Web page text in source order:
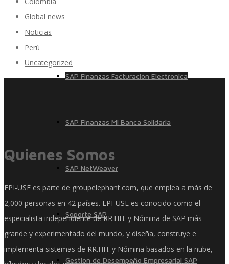
SAP Finanzas Facturación Electronica
SAP Finanzas Mi Banca Solidaria
SAP NetWeaver
Soporte SAP
Gestión de Desempeño Empresarial SAP
Global news
Noticias
Perú
Uncategorized
Quienes Somos
EPI-USE es parte de groupelephant.com, que emplea a más de
2,000 personas en 42 países. EPI-USE es conocido como el
especialista independiente de RR.HH. y Nómina de SAP más
grande y experimentado del mundo, y diseña, construye e
implementa sistemas de RR.HH. y Nómina basados ​​en la nube,